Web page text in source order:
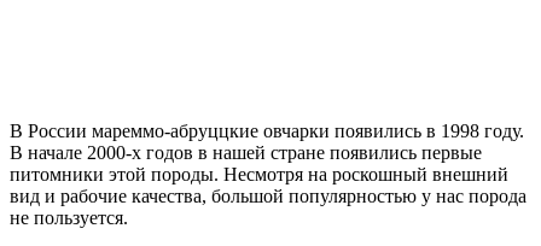
В России мареммо-абруццкие овчарки появились в 1998 году.
В начале 2000-х годов в нашей стране появились первые
питомники этой породы. Несмотря на роскошный внешний
вид и рабочие качества, большой популярностью у нас порода
не пользуется.